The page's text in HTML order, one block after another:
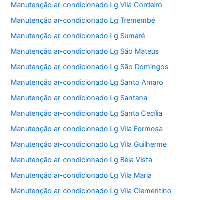
Manutenção ar-condicionado Lg Vila Cordeiro
Manutenção ar-condicionado Lg Tremembé
Manutenção ar-condicionado Lg Sumaré
Manutenção ar-condicionado Lg São Mateus
Manutenção ar-condicionado Lg São Domingos
Manutenção ar-condicionado Lg Santo Amaro
Manutenção ar-condicionado Lg Santana
Manutenção ar-condicionado Lg Santa Cecília
Manutenção ar-condicionado Lg Vila Formosa
Manutenção ar-condicionado Lg Vila Guilherme
Manutenção ar-condicionado Lg Bela Vista
Manutenção ar-condicionado Lg Vila Maria
Manutenção ar-condicionado Lg Vila Clementino